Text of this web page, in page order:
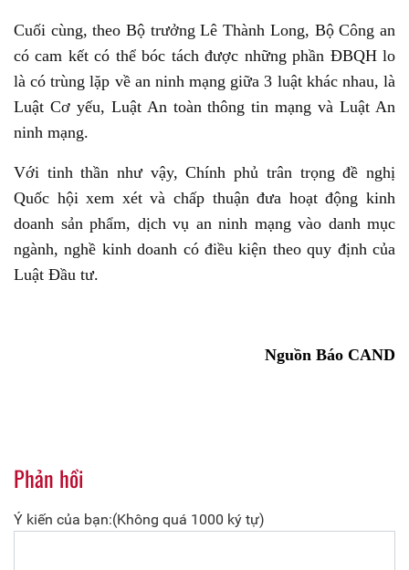
Cuối cùng, theo Bộ trưởng Lê Thành Long, Bộ Công an
có cam kết có thể bóc tách được những phần ĐBQH lo
là có trùng lặp về an ninh mạng giữa 3 luật khác nhau, là
Luật Cơ yếu, Luật An toàn thông tin mạng và Luật An
ninh mạng.
Với tinh thần như vậy, Chính phủ trân trọng đề nghị
Quốc hội xem xét và chấp thuận đưa hoạt động kinh
doanh sản phẩm, dịch vụ an ninh mạng vào danh mục
ngành, nghề kinh doanh có điều kiện theo quy định của
Luật Đầu tư.
Nguồn Báo CAND
Phản hồi
Ý kiến của bạn:(Không quá 1000 ký tự)